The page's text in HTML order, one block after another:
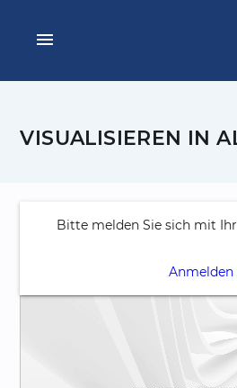
menu
VISUALISIEREN IN
Bitte melden Sie sich mit
Anmelden